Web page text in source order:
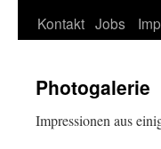
springen
Kontakt Jobs
Photogalerie
Impressionen aus